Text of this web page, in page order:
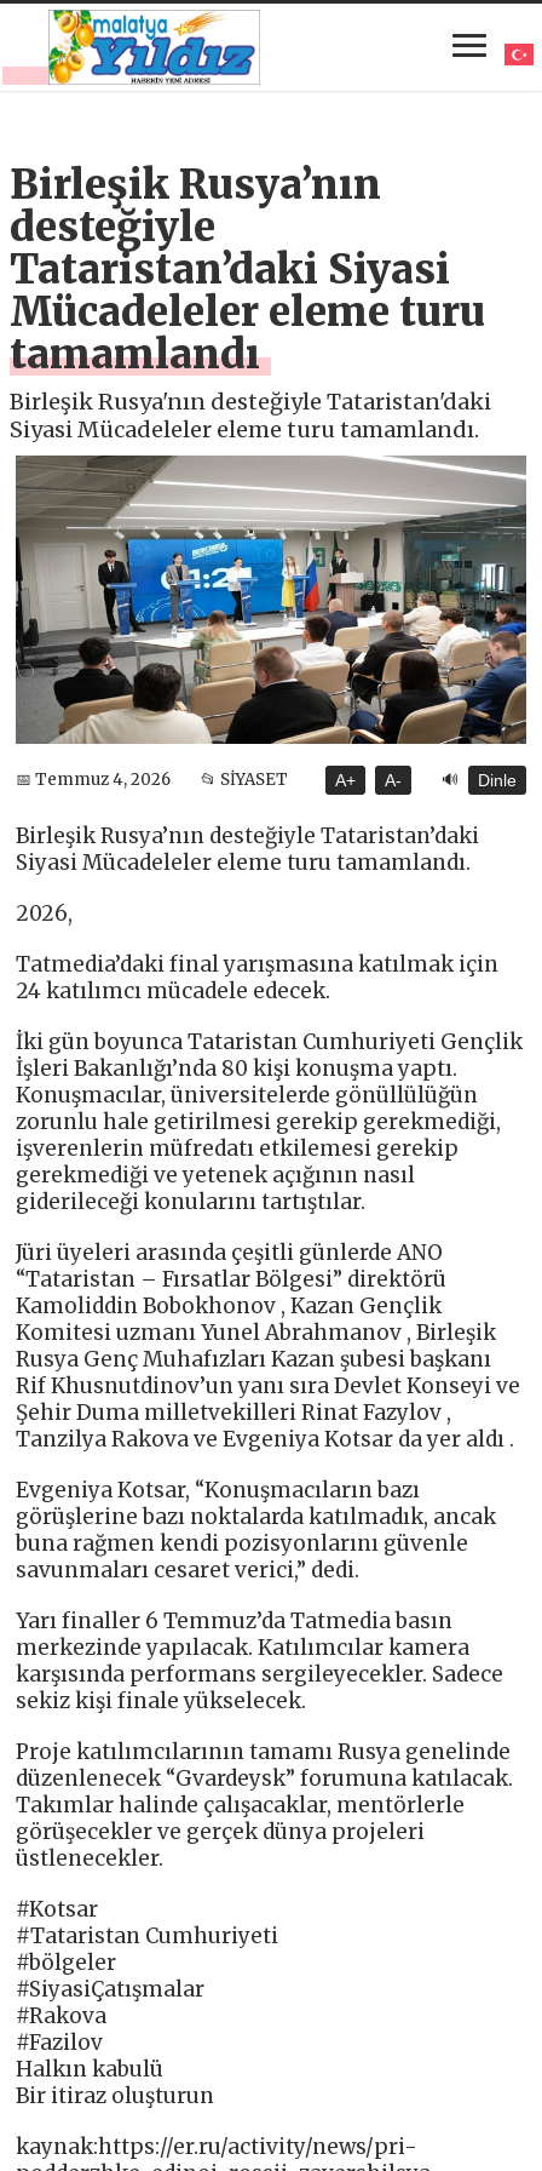
Birleşik Rusya’nın
desteğiyle
Tataristan’daki Siyasi
Mücadeleler eleme turu
tamamlandı
Birleşik Rusya'nın desteğiyle Tataristan'daki
Siyasi Mücadeleler eleme turu tamamlandı.
📅 Temmuz 4, 2026 📂 SİYASET A+ A- 🔊 Dinle
Birleşik Rusya’nın desteğiyle Tataristan’daki
Siyasi Mücadeleler eleme turu tamamlandı.
2026,
Tatmedia’daki final yarışmasına katılmak için
24 katılımcı mücadele edecek.
İki gün boyunca Tataristan Cumhuriyeti Gençlik
İşleri Bakanlığı’nda 80 kişi konuşma yaptı.
Konuşmacılar, üniversitelerde gönüllülüğün
zorunlu hale getirilmesi gerekip gerekmediği,
işverenlerin müfredatı etkilemesi gerekip
gerekmediği ve yetenek açığının nasıl
giderileceği konularını tartıştılar.
Jüri üyeleri arasında çeşitli günlerde ANO
“Tataristan – Fırsatlar Bölgesi” direktörü
Kamoliddin Bobokhonov , Kazan Gençlik
Komitesi uzmanı Yunel Abrahmanov , Birleşik
Rusya Genç Muhafızları Kazan şubesi başkanı
Rif Khusnutdinov’un yanı sıra Devlet Konseyi ve
Şehir Duma milletvekilleri Rinat Fazylov ,
Tanzilya Rakova ve Evgeniya Kotsar da yer aldı .
Evgeniya Kotsar, “Konuşmacıların bazı
görüşlerine bazı noktalarda katılmadık, ancak
buna rağmen kendi pozisyonlarını güvenle
savunmaları cesaret verici,” dedi.
Yarı finaller 6 Temmuz’da Tatmedia basın
merkezinde yapılacak. Katılımcılar kamera
karşısında performans sergileyecekler. Sadece
sekiz kişi finale yükselecek.
Proje katılımcılarının tamamı Rusya genelinde
düzenlenecek “Gvardeysk” forumuna katılacak.
Takımlar halinde çalışacaklar, mentörlerle
görüşecekler ve gerçek dünya projeleri
üstlenecekler.
#Kotsar
#Tataristan Cumhuriyeti
#bölgeler
#SiyasiÇatışmalar
#Rakova
#Fazilov
Halkın kabulü
Bir itiraz oluşturun
kaynak:https://er.ru/activity/news/pri-